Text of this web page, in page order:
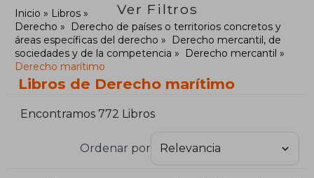
Ver Filtros
Inicio
Libros
Derecho
Derecho de países o territorios concretos y
áreas específicas del derecho
Derecho mercantil, de
sociedades y de la competencia
Derecho mercantil
Derecho marítimo
Libros de Derecho marítimo
Encontramos 772 Libros
Ordenar por